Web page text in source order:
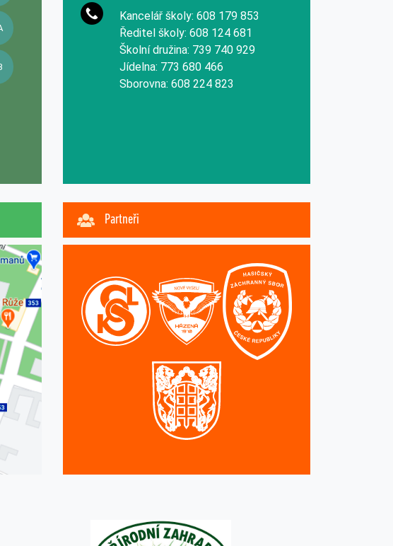
Kancelář školy: 608 179 853
Ředitel školy: 608 124 681
Školní družina: 739 740 929
Jídelna: 773 680 466
Sborovna: 608 224 823
Partneři